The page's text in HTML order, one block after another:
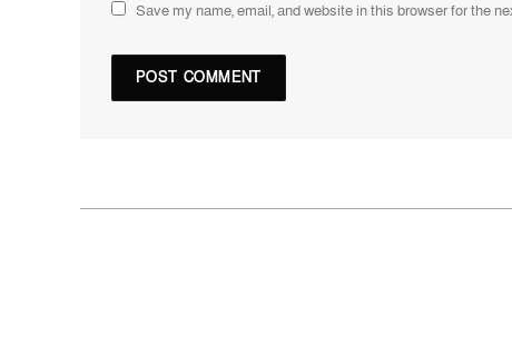
Save my name, email, and website in this browser for the